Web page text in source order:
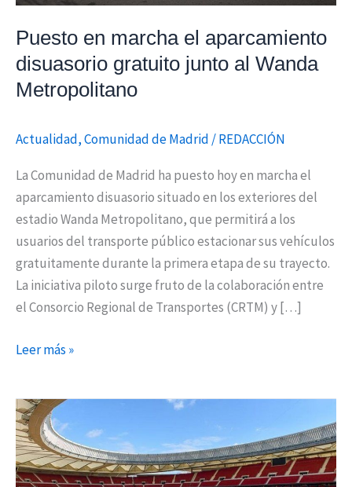
Puesto en marcha el aparcamiento
disuasorio gratuito junto al Wanda
Metropolitano
Actualidad,Comunidad de Madrid /REDACCIÓN
La Comunidad de Madrid ha puesto hoy en marcha el
aparcamiento disuasorio situado en los exteriores del
estadio Wanda Metropolitano, que permitirá a los
usuarios del transporte público estacionar sus vehículos
gratuitamente durante la primera etapa de su trayecto.
La iniciativa piloto surge fruto de la colaboración entre
el Consorcio Regional de Transportes (CRTM) y […]
Wanda
Metropolitano
Leer más »
Sanidad
autoriza
la
celebración